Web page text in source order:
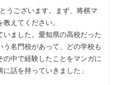
うございます。まず、将棋マ
えてください。
いました。愛知県の高校だった
名門校があって、どの学校も
中で経験したことをマンガに
話を持っていきました」